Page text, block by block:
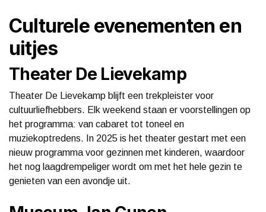
Culturele evenementen en
uitjes
Theater De Lievekamp
Theater De Lievekamp blijft een trekpleister voor
cultuurliefhebbers. Elk weekend staan er voorstellingen op
het programma: van cabaret tot toneel en
muziekoptredens. In 2025 is het theater gestart met een
nieuw programma voor gezinnen met kinderen, waardoor
het nog laagdrempeliger wordt om met het hele gezin te
genieten van een avondje uit.